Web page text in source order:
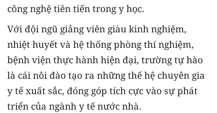
công nghệ tiên tiến trong y học.
Với đội ngũ giảng viên giàu kinh nghiệm,
nhiệt huyết và hệ thống phòng thí nghiệm,
bệnh viện thực hành hiện đại, trường tự hào
là cái nôi đào tạo ra những thế hệ chuyên gia
y tế xuất sắc, đóng góp tích cực vào sự phát
triển của ngành y tế nước nhà.